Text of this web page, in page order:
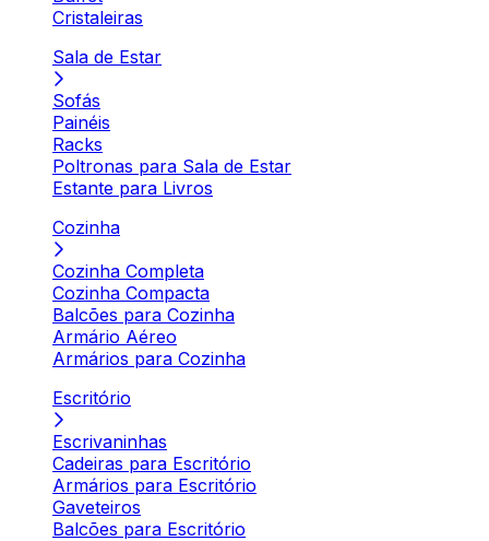
Cristaleiras
Sala de Estar
Sofás
Painéis
Racks
Poltronas para Sala de Estar
Estante para Livros
Cozinha
Cozinha Completa
Cozinha Compacta
Balcões para Cozinha
Armário Aéreo
Armários para Cozinha
Escritório
Escrivaninhas
Cadeiras para Escritório
Armários para Escritório
Gaveteiros
Balcões para Escritório